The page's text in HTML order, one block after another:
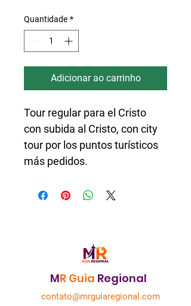
Quantidade *
Adicionar ao carrinho
Tour regular para el Cristo
con subida al Cristo, con city
tour por los puntos turísticos
más pedidos.
MR Guia Regional
contato@mrguiaregional.com